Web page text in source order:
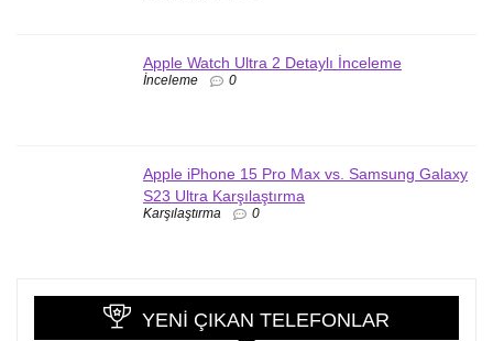
Apple Watch Ultra 2 Detaylı İnceleme
İnceleme 0
Apple iPhone 15 Pro Max vs. Samsung Galaxy
S23 Ultra Karşılaştırma
Karşılaştırma 0
YENI ÇIKAN TELEFONLAR